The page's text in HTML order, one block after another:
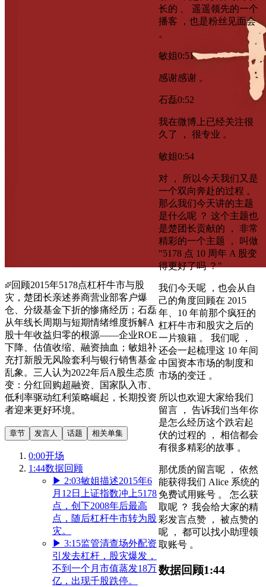
回顾2015年5178点杠杆牛市与股
灾，楚团长亲述券商营业部客户爆
仓、分级基金下折的惨痛经历；石磊
从年线长周期与短期情绪维度拆解A
股十年收益归零的根源——企业ROE
下降、估值收缩、融资抽血；敏姐补
充打新股无风险套利与银行销售基金
乱象。三人认为2022年后A股生态质
变：分红回购超融资、国家队入市、
低利率驱动红利策略崛起，长期投资
者迎来更好环境。
章节 发言人 话题 相关单集
0:00开场
1:44数据回顾
▶ 2:03敏姐描述2015年6
月12日上证指数冲上5178
点，创下2008年后最高
点，随后杠杆牛市转为股
灾。
▶ 3:15监管清查场外配资
引发去杠杆，股灾爆发，
不到一个月市值蒸发18万
亿，出现千股跌停。
长的 、 遥遥领先的一个
播客 ，也是粉丝见面会
。
敏姐0:51
感谢感谢 。
石磊0:52
我在微博上已经关注很
久了 ， 很专业 。
敏姐0:54
对 ， 所以今天我们又是
一个双向奔赴的过程 。
那么我们今天讲的主题
是什么呢 ？ 这个主题也
是楚团长贡献的 ， 非常
精彩的一个主题 ， 叫做
"5178 点 10 周年 A 股变
得更好了吗 ？"
我们今天呢 ，也会从自
己的角度回顾在 2015
年、10 年前那个疯狂的
杠杆牛市和股灾之后的
一片狼籍 。 我们呢 ，
还会一起梳理这 10 年间
中国资本市场的制度和
市场的变迁 。
所以也欢迎大家给我们
留言 ， 告诉我们当年你
是怎么经历这个跌宕起
伏的过程的 ， 相信都会
有很多精彩的故事 。
那优质的留言呢 ， 依然
能获得我们 Alice 系统的
免费试用账号 。 怎么获
取呢 ？ 我会给大家的精
彩发言点赞 ， 被点赞的
呢 ， 都可以找小助理领
取账号 。
数据回顾1:44